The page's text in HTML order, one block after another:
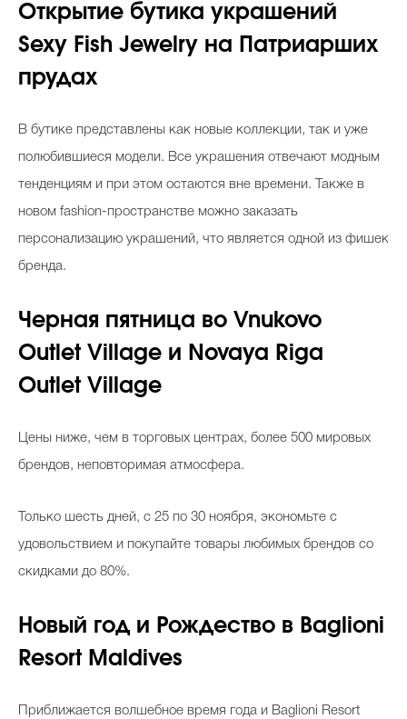
Открытие бутика украшений
Sexy Fish Jewelry на Патриарших
прудах
В бутике представлены как новые коллекции, так и уже
полюбившиеся модели. Все украшения отвечают модным
тенденциям и при этом остаются вне времени. Также в
новом fashion-пространстве можно заказать
персонализацию украшений, что является одной из фишек
бренда.
Черная пятница во Vnukovo
Outlet Village и Novaya Riga
Outlet Village
Цены ниже, чем в торговых центрах, более 500 мировых
брендов, неповторимая атмосфера.
Только шесть дней, с 25 по 30 ноября, экономьте с
удовольствием и покупайте товары любимых брендов со
скидками до 80%.
Новый год и Рождество в Baglioni
Resort Maldives
Приближается волшебное время года и Baglioni Resort